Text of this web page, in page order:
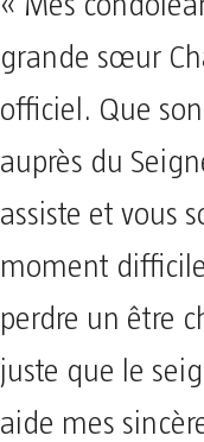
grande sœur
officiel. Que
auprès du
assiste et vous
moment
perdre un être
juste que le
aide mes